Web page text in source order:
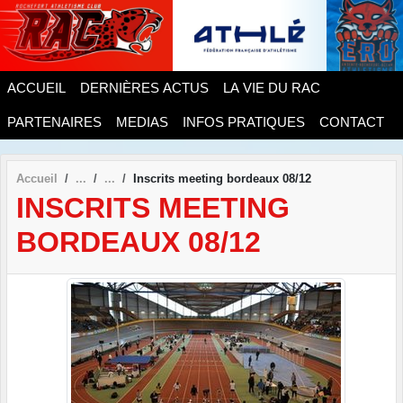
ACCUEIL DERNIÈRES ACTUS LA VIE DU RAC
PARTENAIRES MEDIAS INFOS PRATIQUES CONTACT
Accueil Inscrits meeting bordeaux 08/12
INSCRITS MEETING
BORDEAUX 08/12
Panneau de gestion des cookies